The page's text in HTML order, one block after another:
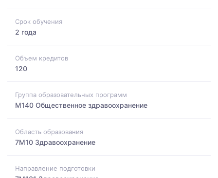
Срок обучения
2 года
Объем кредитов
120
Группа образовательных программ
M140 Общественное здравоохранение
Область образования
7M10 Здравоохранение
Направление подготовки